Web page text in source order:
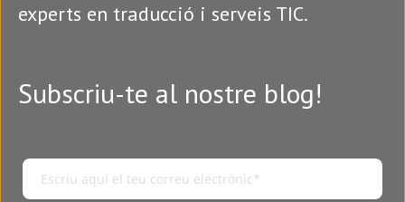
experts en traducció i serveis TIC.
Subscriu-te al nostre blog!